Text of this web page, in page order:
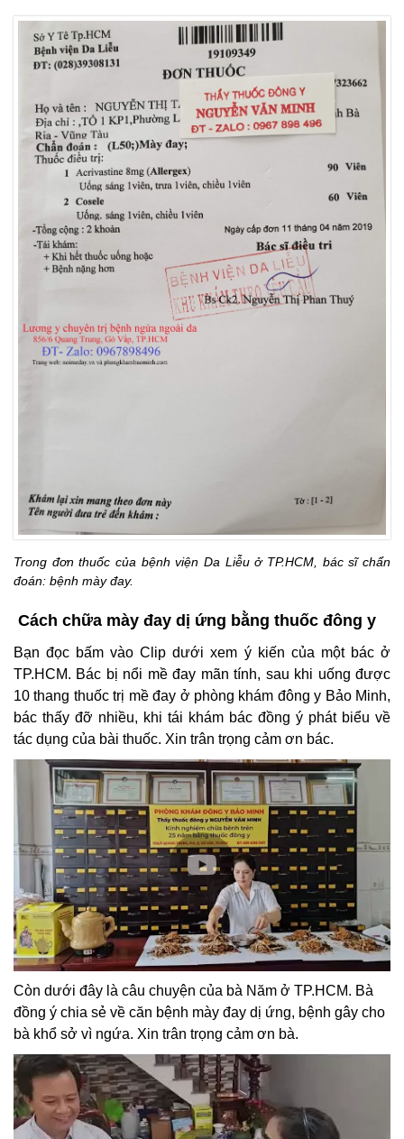
Trong đơn thuốc của bệnh viện Da Liễu ở TP.HCM, bác sĩ chẩn
đoán: bệnh mày đay.
Cách chữa mày đay dị ứng bằng thuốc đông y
Bạn đọc bấm vào Clip dưới xem ý kiến của một bác ở
TP.HCM. Bác bị nổi mề đay mãn tính, sau khi uống được
10 thang thuốc trị mề đay ở phòng khám đông y Bảo Minh,
bác thấy đỡ nhiều, khi tái khám bác đồng ý phát biểu về
tác dụng của bài thuốc. Xin trân trọng cảm ơn bác.
Còn dưới đây là câu chuyện của bà Năm ở TP.HCM. Bà
đồng ý chia sẻ về căn bệnh mày đay dị ứng, bệnh gây cho
bà khổ sở vì ngứa. Xin trân trọng cảm ơn bà.